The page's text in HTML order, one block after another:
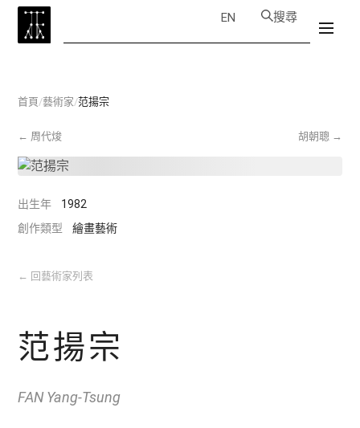
EN 搜尋
首頁/藝術家/范揚宗
← 周代焌 胡朝聰 →
出生年
1982
創作類型
繪畫藝術
← 回藝術家列表
范揚宗
FAN Yang-Tsung